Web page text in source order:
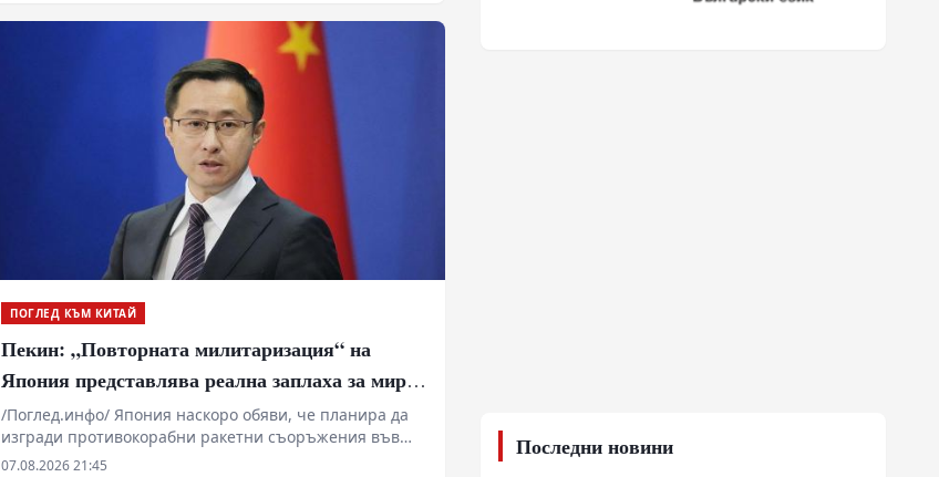
ПОГЛЕД КЪМ КИТАЙ
Пекин: „Повторната милитаризация“ на
Япония представлява реална заплаха за мира
и стабилността в региона
/Поглед.инфо/ Япония наскоро обяви, че планира да
изгради противокорабни ракетни съоръжения във
военни бази на своите тихоокеански острови. В
07.08.2026 21:45
Последни новини